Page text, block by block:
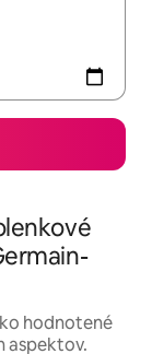
hodnotené
aspektov.